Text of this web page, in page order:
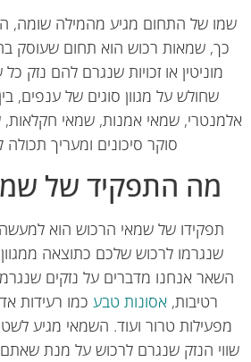
של התחום מגיע מהמילה שומה,
שמאות רכוש הוא תחום שעוסק
מוניטין או זכויות שנגרם להם נזק כל
שחולש על מגוון סוגים של ענפים, בין
שמאי אמנות, שמאי חקלאות,
סוקר סיכונים ומעריך תכולה
מה התפקיד של
תפקידו של שמאי הרכוש הוא למעשה
שנגרמו לרכוש שלכם כתוצאה ממגוון
אנחנו מדברים על נזקים שנגרמים
רטיבות,אסונות טבעכמו רעידות
טרור ועוד. השמאי מגיע לשטח
הנזק שנגרם לרכוש על מנת שאתם,